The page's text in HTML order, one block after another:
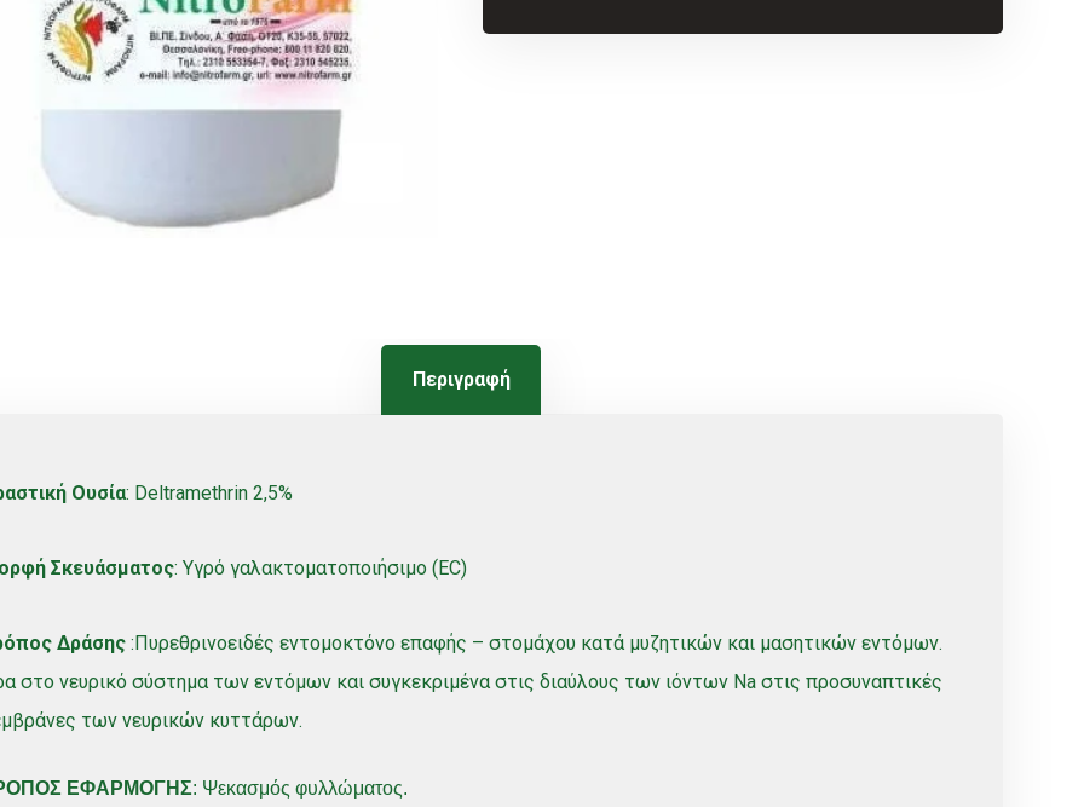
Περιγραφή
Ουσία: Deltramethrin 2,5%
Σκευάσματος: Υγρό γαλακτοματοποιήσιμο (EC)
Δράσης:Πυρεθρινοειδές εντομοκτόνο επαφής – στομάχου κατά μυζητικών και μασητικών εντόμων.
στο νευρικό σύστημα των εντόμων και συγκεκριμένα στις διαύλους των ιόντων Na στις προσυναπτικές
των νευρικών κυττάρων.
ΕΦΑΡΜΟΓΗΣ: Ψεκασμός φυλλώματος.